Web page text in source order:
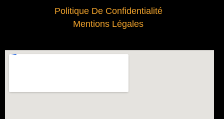
Politique De Confidentialité
Mentions Légales